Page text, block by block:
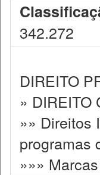
342.272
DIREITO
» DIREITO
»» Direitos
programas
»»»